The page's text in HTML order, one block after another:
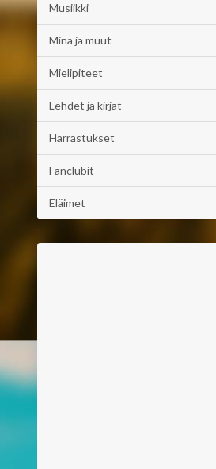
Musiikki
Minä ja muut
Mielipiteet
Lehdet ja kirjat
Harrastukset
Fanclubit
Eläimet